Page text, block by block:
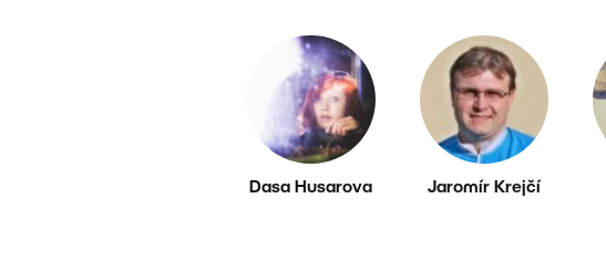
Dasa Husarova Jaromír Krejčí